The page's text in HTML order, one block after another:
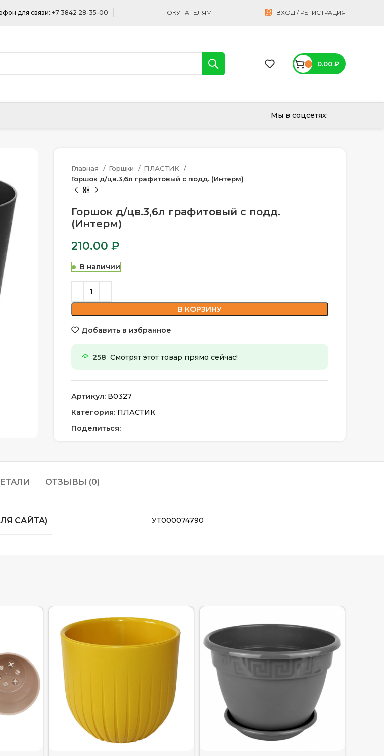
для связи: +7 3842 28-35-00 ПОКУПАТЕЛЯМ ВХОД / РЕГИСТРАЦИЯ
0.00 ₽
Мы в соцсетях:
Главная Горшки
ПЛАСТИК
Горшок д/цв.3,6л графитовый с подд. (Интерм)
Горшок д/цв.3,6л графитовый с подд.
(Интерм)
210.00 ₽
В наличии
В КОРЗИНУ
Добавить в избранное
258 Смотрят этот товар прямо сейчас!
Артикул: В0327
Категория: ПЛАСТИК
Поделиться:
ОТЗЫВЫ (0)
САЙТА) УТ000074790